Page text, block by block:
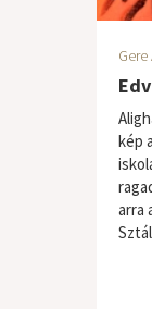
Gere
kép
arra